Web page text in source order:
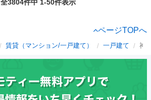
全3804件中 1-50件表示
ページTOPへ
賃貸（マンション/一戸建て） 一戸建て 神